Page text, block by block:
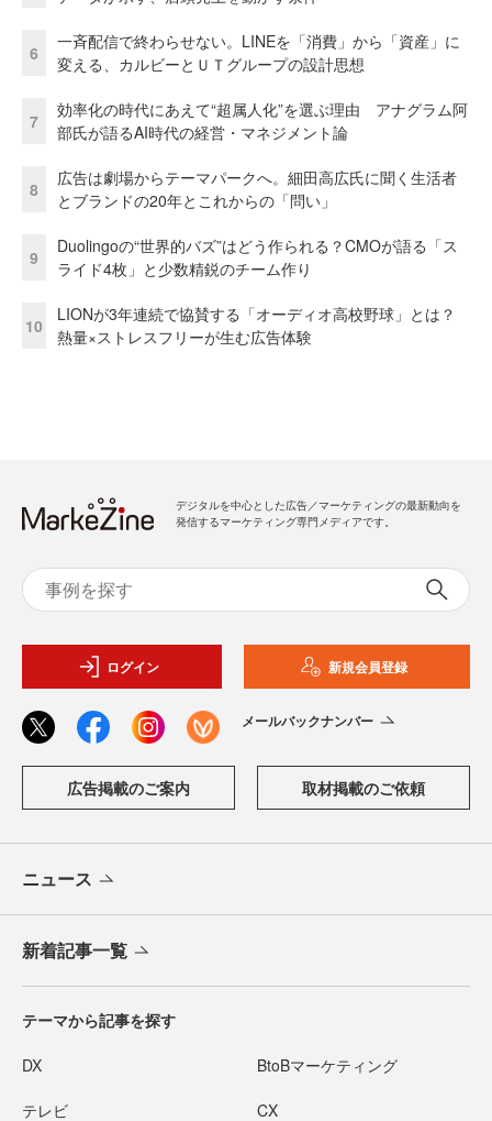
6
一斉配信で終わらせない。LINEを「消費」から「資産」に
変える、カルビーとＵＴグループの設計思想
7
効率化の時代にあえて“超属人化”を選ぶ理由 アナグラム阿
部氏が語るAI時代の経営・マネジメント論
8
広告は劇場からテーマパークへ。細田高広氏に聞く生活者
とブランドの20年とこれからの「問い」
9
Duolingoの“世界的バズ”はどう作られる？CMOが語る「ス
ライド4枚」と少数精鋭のチーム作り
10
LIONが3年連続で協賛する「オーディオ高校野球」とは？
熱量×ストレスフリーが生む広告体験
デジタルを中心とした広告／マーケティングの最新動向を
発信するマーケティング専門メディアです。
ログイン 新規会員登録
メールバックナンバー
広告掲載のご案内 取材掲載のご依頼
ニュース
新着記事一覧
テーマから記事を探す
DX BtoBマーケティング
テレビ CX